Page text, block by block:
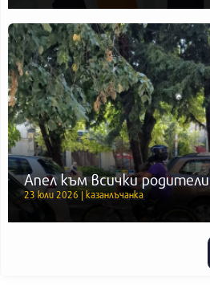
Апел към всички родители
23 юли 2026 | казанлъчанка